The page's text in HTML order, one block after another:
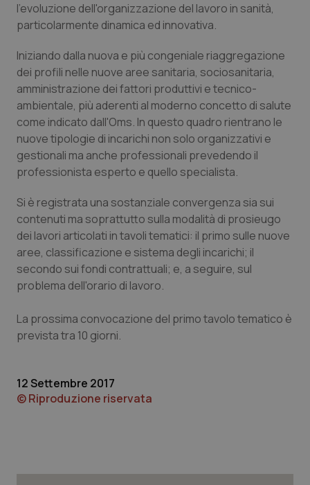
Lazio
Liguria
Lombardia
Marche
Molise
Piemonte
Provincia Autonoma di Bolzano
Provincia Autonoma di Trento
Sardegna
Sicilia
Diabete & glucometri
Disturbi dell’umore
Dolore
Donna & Salute
Epatiti
HIV
Infezioni & Febbre
Ipertensione & Scompenso
Malattia di Crohn & Rettocolite Ulcerosa
Neuroscienze & patologie neurodegenerative
l'evoluzione dell'organizzazione del lavoro in sanità,
particolarmente dinamica ed innovativa.
Iniziando dalla nuova e più congeniale riaggregazione
dei profili nelle nuove aree sanitaria, sociosanitaria,
amministrazione dei fattori produttivi e tecnico-
ambientale, più aderenti al moderno concetto di salute
come indicato dall'Oms. In questo quadro rientrano le
nuove tipologie di incarichi non solo organizzativi e
gestionali ma anche professionali prevedendo il
professionista esperto e quello specialista.
Si è registrata una sostanziale convergenza sia sui
contenuti ma soprattutto sulla modalità di prosieugo
dei lavori articolati in tavoli tematici: il primo sulle nuove
aree, classificazione e sistema degli incarichi; il
secondo sui fondi contrattuali; e, a seguire, sul
problema dell'orario di lavoro.
La prossima convocazione del primo tavolo tematico è
prevista tra 10 giorni.
12 Settembre 2017
© Riproduzione riservata